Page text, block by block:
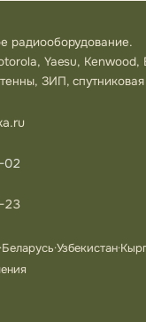
радиооборудование.
Yaesu, Kenwood,
ЗИП, спутниковая
02
23
·Беларусь·Узбекистан·